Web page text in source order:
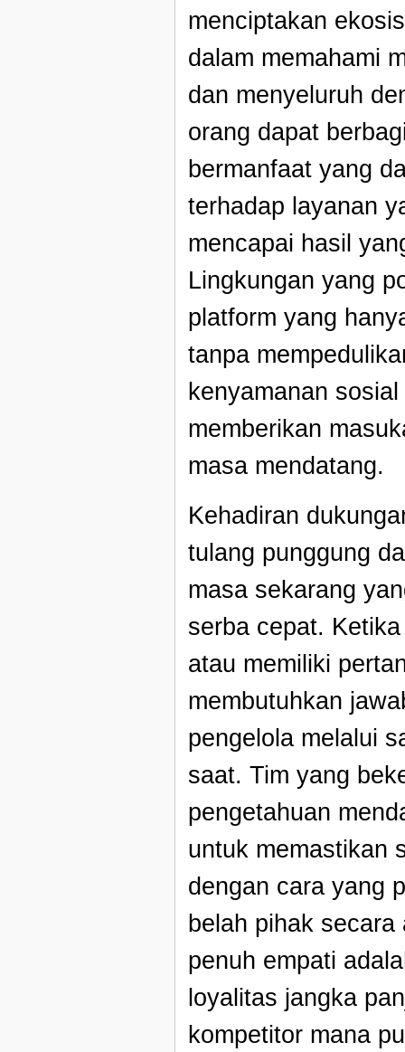
menciptakan
dalam memahami
dan menyeluruh
orang dapat
bermanfaat yang
terhadap layanan
mencapai hasil
Lingkungan yang
platform yang
tanpa
kenyamanan
memberikan
masa mendatang.
Kehadiran
tulang punggung
masa sekarang
serba cepat.
atau memiliki
membutuhkan
pengelola melalui
saat. Tim yang
pengetahuan
untuk memastikan
dengan cara yang
belah pihak
penuh empati
loyalitas jangka
kompetitor mana